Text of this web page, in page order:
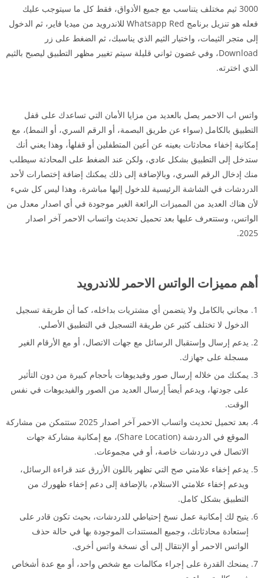
3000 ثيم مختلف يتناسب مع جميع الأذواق، فقط كل ما سيتوجب عليك
فعله هو تنزيل برنامج Whatsapp Red للاندرويد من ميديا فاير، ثم الدخول
إلى متجر الثيمات، واختيار الثيم الذي يناسبك، ثم الضغط على زر
Download، وفي غضون ثواني قليلة سيتم تغيير مظهر التطبيق ليصبح بالثيم
الذي اخترته.
واتس اب الاحمر يصل بالعديد من مزايا الأمان التي تساعدك على قفل
التطبيق بالكامل (سواء عن طريق البصمة، أو الرقم السري، أو النمط)، مع
إمكانية إخفاء محادثات بعينه عن أعين المتطفلين أو قفلهأ، وهذا يعني أنك
ستدخل إلى التطبيق بشكل عادي، ولكن عند الضغط على المحادثة سيطلب
منك إدخال الرقم السري، وبالإضافة إلى ذلك يمكنك إضافة إختصارات لأحد
الدردشات في الشاشة الرئيسية للدخول إليها مباشرة، وهذا ليس كل شيء
لأن هناك العديد من المميزات الرائعة الغير موجودة في أي اصدار معدل من
الواتس، وستتعرف عليها بعد تحميل تحديث واتساب الاحمر آخر اصدار
2025.
أهم مميزات الواتس الاحمر للاندرويد
مجاني بالكامل ولا يتضمن أي مشتريات بداخله، كما أن طريقة تسجيل
الدخول لا تختلف كثير عن طريقة التسجيل في التطبيق الأصلي.
يدعم إرسال وإستقبال الرسائل مع جهات الاتصال، أو مع الأرقام الغير
مسجلة على جهازك.
يمكنك من خلاله إرسال صور وفيديوهات بأحجام كبيرة من دون التأثير
على جودتها، ويدعم أيضاً إرسال العديد من الصور والفيديوهات في نفس
الوقت.
بعد تحميل تحديث واتساب الاحمر آخر اصدار 2025 ستتمكن من مشاركة
الموقع في الدردشة (Share Location)، مع إمكانية مشاركة جهات
الاتصال في دردشات خاصة، أو في مجموعات.
يدعم إخفاء علامتي صح التي تظهر باللون الأزرق عند قراءة الرسائل،
ويدعم إخفاء علامتي الاستلام، بالإضافة إلى دعم إخفاء ظهورك من
التطبيق بشكل كامل.
يتيح لك إمكانية عمل نسخ إحتياطي للدردشات، بحيث تكون قادر على
إستعادة محادثاتك، وجميع المستندات الموجودة بها في حالة حذف
الواتس الاحمر أو الإنتقال إلى أي نسخة واتس أخرى.
يمنحك القدرة على إجراء مكالمات مع شخص واحد، أو مع عدة أشخاص